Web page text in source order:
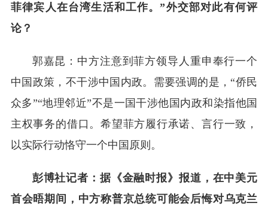
菲律宾人在台湾生活和工作。”外交部对此有何评
论？
郭嘉昆：中方注意到菲方领导人重申奉行一个
中国政策，不干涉中国内政。需要强调的是，“侨民
众多”“地理邻近”不是一国干涉他国内政和染指他国
主权事务的借口。希望菲方履行承诺、言行一致，
以实际行动恪守一个中国原则。
彭博社记者：据《金融时报》报道，在中美元
首会晤期间，中方称普京总统可能会后悔对乌克兰